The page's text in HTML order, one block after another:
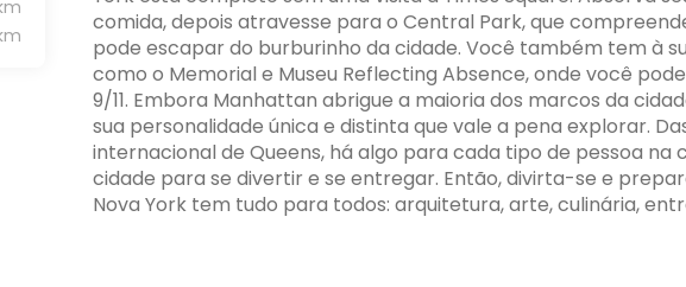
comida, depois atravesse para o Central Park, que
pode escapar do burburinho da cidade. Você também tem à
como o Memorial e Museu Reflecting Absence, onde você
9/11. Embora Manhattan abrigue a maioria dos marcos da
sua personalidade única e distinta que vale a pena explorar.
internacional de Queens, há algo para cada tipo de pessoa na
cidade para se divertir e se entregar. Então, divirta-se e
Nova York tem tudo para todos: arquitetura, arte, culinária,